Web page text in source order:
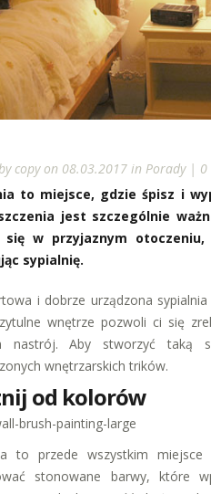
copyon 08.03.2017 in Porady| 0
to miejsce, gdzie śpisz i
jest szczególnie
się w przyjaznym
sypialnię.
i dobrze urządzona
wnętrze pozwoli ci się
nastrój. Aby stworzyć taką
wnętrzarskich trików.
od kolorów
to przede wszystkim
stonowane barwy, które